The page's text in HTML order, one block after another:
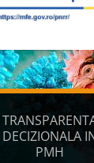
DECIZIONALA
PMH